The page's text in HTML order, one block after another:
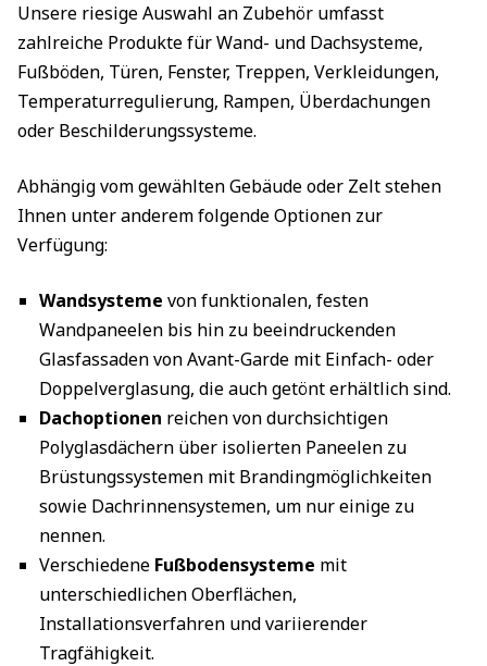
Unsere riesige Auswahl an Zubehör umfasst
zahlreiche Produkte für Wand- und Dachsysteme,
Fußböden, Türen, Fenster, Treppen, Verkleidungen,
Temperaturregulierung, Rampen, Überdachungen
oder Beschilderungssysteme.
Abhängig vom gewählten Gebäude oder Zelt stehen
Ihnen unter anderem folgende Optionen zur
Verfügung:
Wandsysteme von funktionalen, festen
Wandpaneelen bis hin zu beeindruckenden
Glasfassaden von Avant-Garde mit Einfach- oder
Doppelverglasung, die auch getönt erhältlich sind.
Dachoptionen reichen von durchsichtigen
Polyglasdächern über isolierten Paneelen zu
Brüstungssystemen mit Brandingmöglichkeiten
sowie Dachrinnensystemen, um nur einige zu
nennen.
Verschiedene Fußbodensysteme mit
unterschiedlichen Oberflächen,
Installationsverfahren und variierender
Tragfähigkeit.